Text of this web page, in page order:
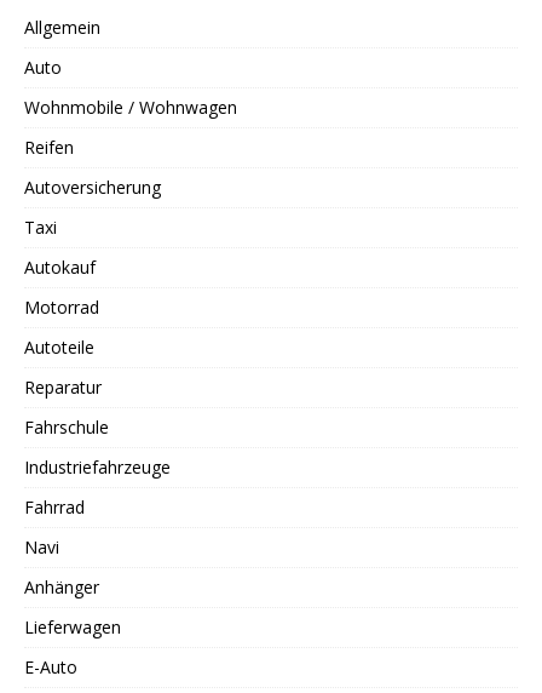
Allgemein
Auto
Wohnmobile / Wohnwagen
Reifen
Autoversicherung
Taxi
Autokauf
Motorrad
Autoteile
Reparatur
Fahrschule
Industriefahrzeuge
Fahrrad
Navi
Anhänger
Lieferwagen
E-Auto